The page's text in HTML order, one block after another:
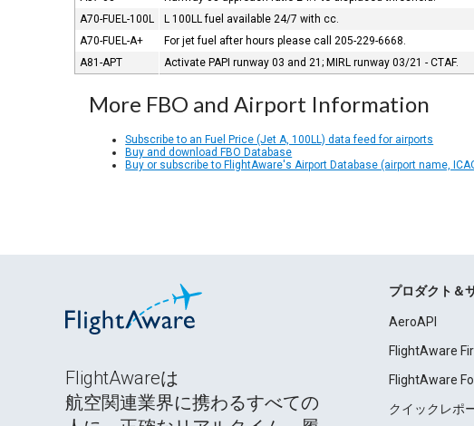
A70-FUEL-100L
L 100LL fuel available 24/7 with cc.
A70-FUEL-A+
For jet fuel after hours please call 205-229-6668.
A81-APT
Activate PAPI runway 03 and 21; MIRL runway 03/21 - CTAF.
More FBO and Airport Information
Subscribe to an Fuel Price (Jet A, 100LL) data feed for airports
Buy and download FBO Database
Buy or subscribe to FlightAware's Airport Database (airport name,
FlightAwareは
航空関連業界に携わるすべての
プロダクト＆
AeroAPI
FlightAware
FlightAware
クイックレポ